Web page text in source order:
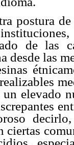
postura
de las
las
un elevado
ciertas